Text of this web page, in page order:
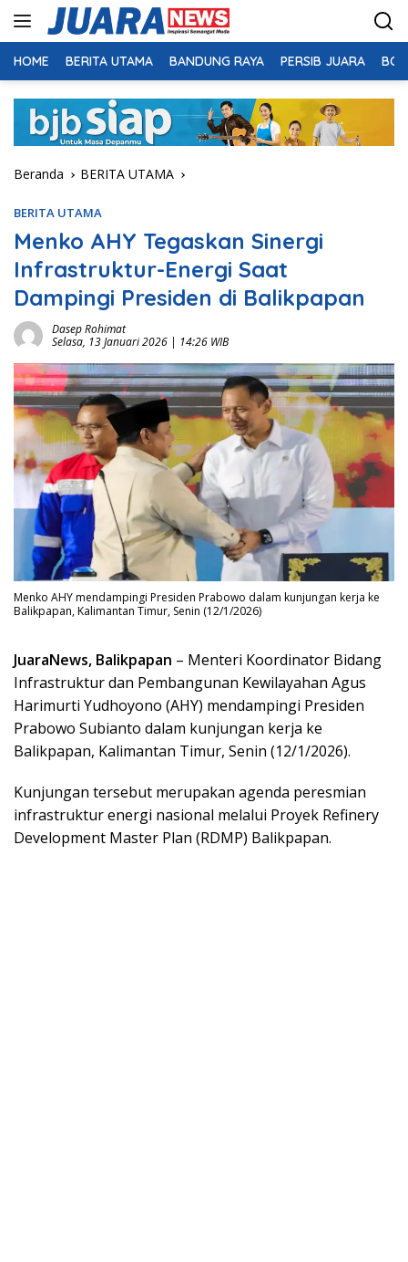
HOME BERITA UTAMA BANDUNG RAYA PERSIB JUARA
Beranda BERITA UTAMA
BERITA UTAMA
Menko AHY Tegaskan Sinergi
Infrastruktur-Energi Saat
Dampingi Presiden di Balikpapan
Dasep Rohimat
Selasa, 13 Januari 2026 | 14:26 WIB
Menko AHY mendampingi Presiden Prabowo dalam kunjungan kerja ke
Balikpapan, Kalimantan Timur, Senin (12/1/2026)
JuaraNews, Balikpapan – Menteri Koordinator Bidang
Infrastruktur dan Pembangunan Kewilayahan Agus
Harimurti Yudhoyono (AHY) mendampingi Presiden
Prabowo Subianto dalam kunjungan kerja ke
Balikpapan, Kalimantan Timur, Senin (12/1/2026).
Kunjungan tersebut merupakan agenda peresmian
infrastruktur energi nasional melalui Proyek Refinery
Development Master Plan (RDMP) Balikpapan.